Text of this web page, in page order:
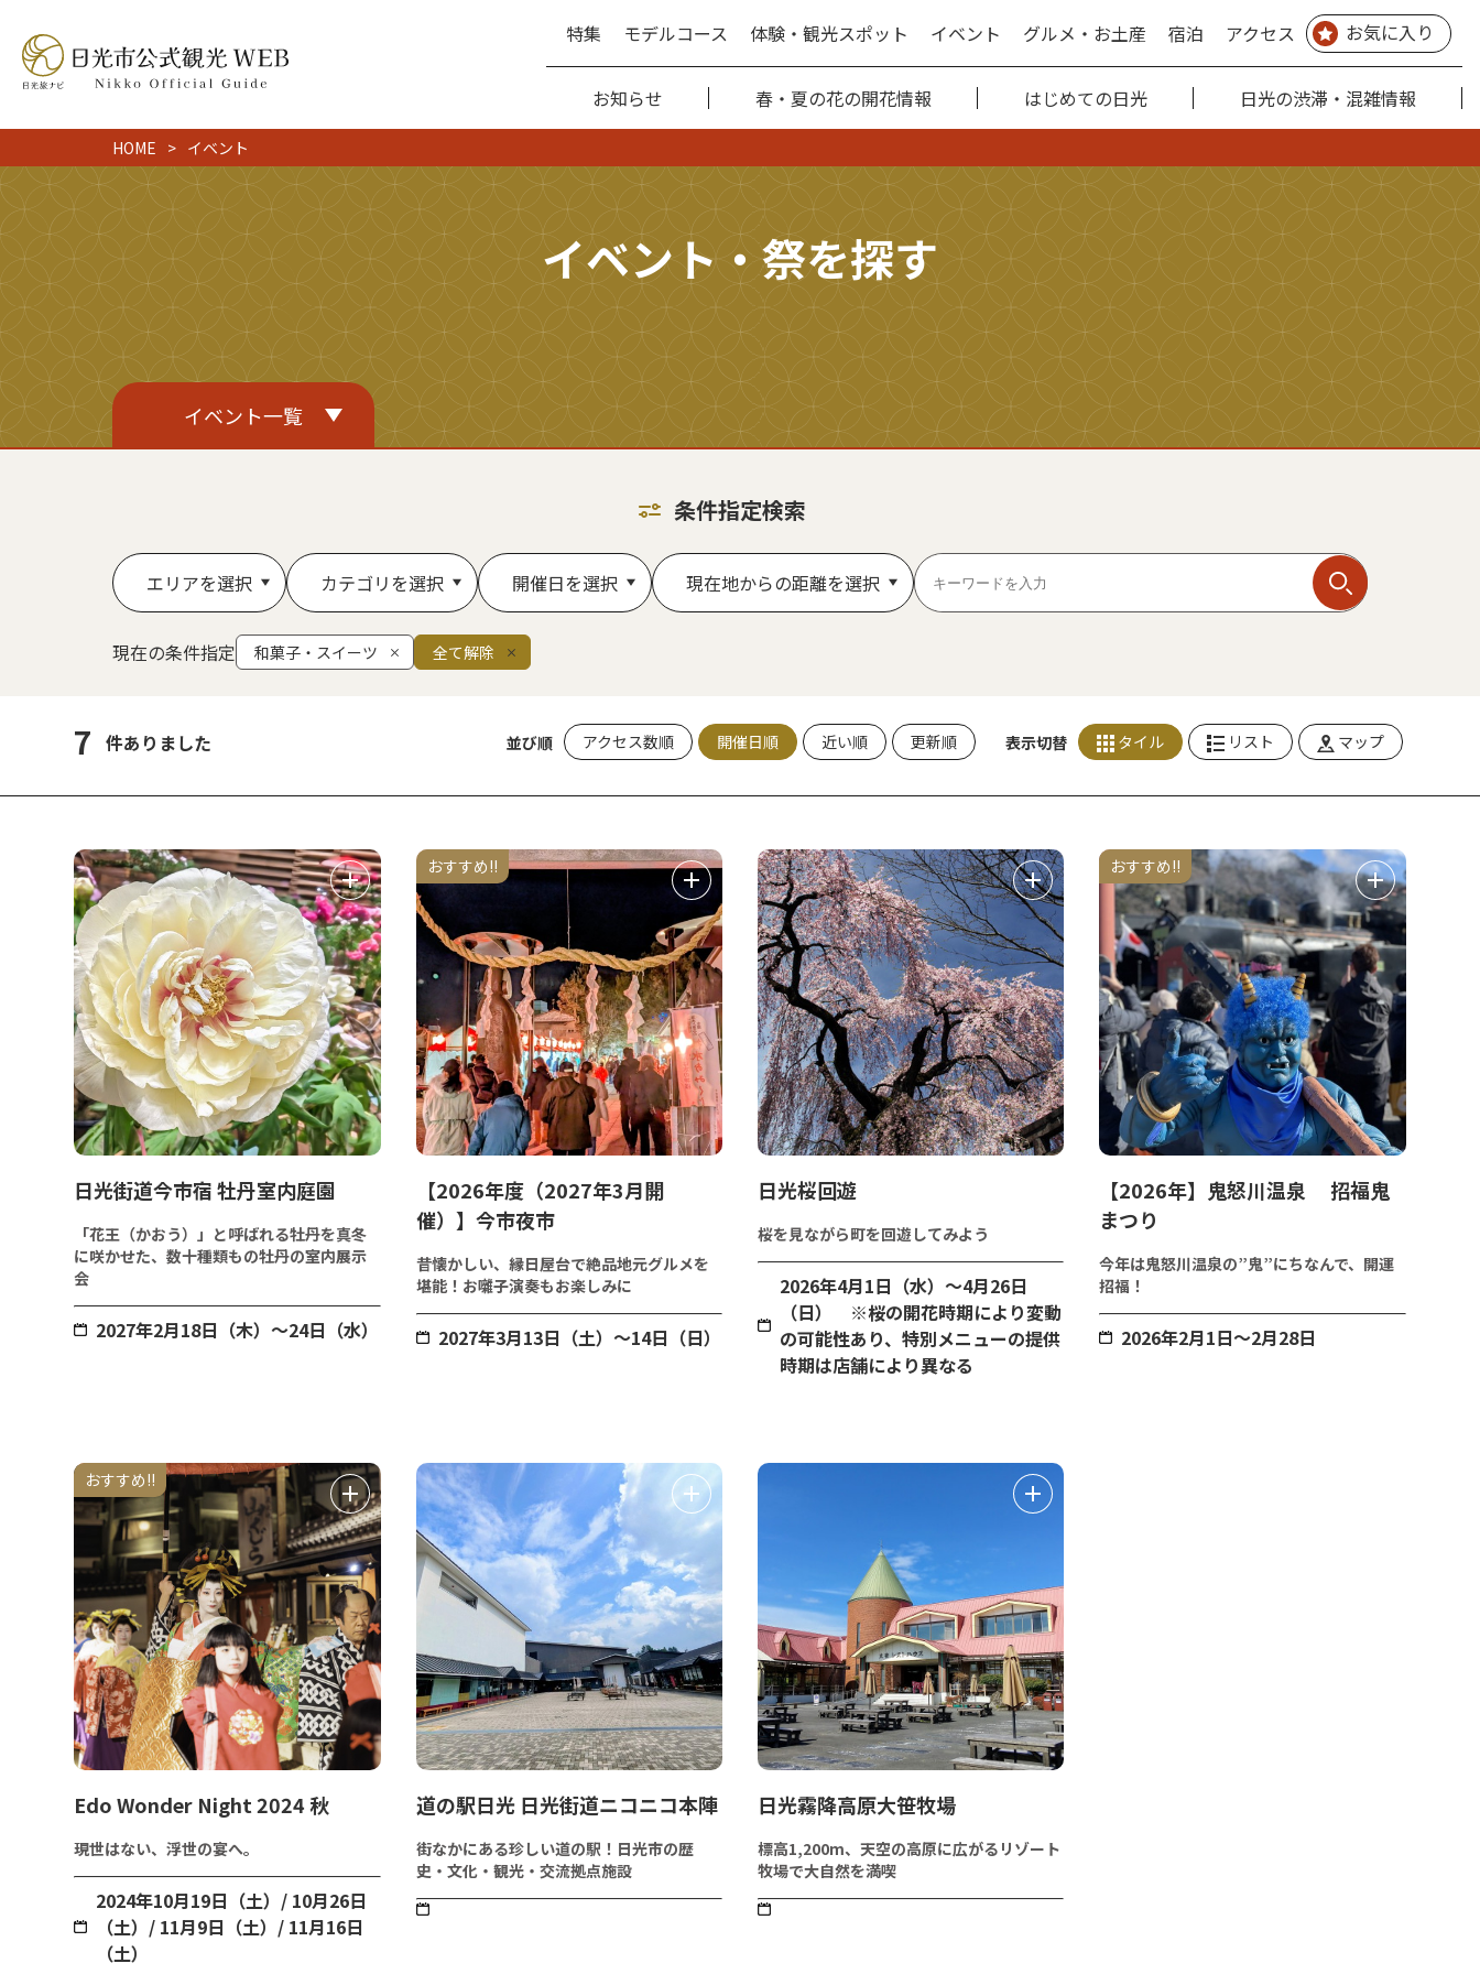
特集 モデルコース 体験・観光スポット イベント グルメ・お土産 宿泊 アクセス お気に入り
お知らせ 春・夏の花の開花情報 はじめての日光 日光の渋滞・混雑情報
HOME イベント
イベント・祭を探す
イベント一覧
条件指定検索
エリアを選択 カテゴリを選択 開催日を選択 現在地からの距離を選択
現在の条件指定 和菓子・スイーツ 全て解除
7 件ありました 並び順 アクセス数順 開催日順 近い順 更新順 表示切替 タイル リスト マップ
日光街道今市宿 牡丹室内庭園
「花王（かおう）」と呼ばれる牡丹を真冬
に咲かせた、数十種類もの牡丹の室内展示
会
2027年2月18日（木）～24日（水）
おすすめ!!
【2026年度（2027年3月開
催）】今市夜市
昔懐かしい、縁日屋台で絶品地元グルメを
堪能！お囃子演奏もお楽しみに
2027年3月13日（土）～14日（日）
日光桜回遊
桜を見ながら町を回遊してみよう
2026年4月1日（水）～4月26日
（日） ※桜の開花時期により変動
の可能性あり、特別メニューの提供
時期は店舗により異なる
おすすめ!!
【2026年】鬼怒川温泉 招福鬼
まつり
今年は鬼怒川温泉の”鬼”にちなんで、開運
招福！
2026年2月1日～2月28日
おすすめ!!
Edo Wonder Night 2024 秋
現世はない、浮世の宴へ。
2024年10月19日（土）/ 10月26日
（土）/ 11月9日（土）/ 11月16日
（土）
道の駅日光 日光街道ニコニコ本陣
街なかにある珍しい道の駅！日光市の歴
史・文化・観光・交流拠点施設
日光霧降高原大笹牧場
標高1,200m、天空の高原に広がるリゾート
牧場で大自然を満喫